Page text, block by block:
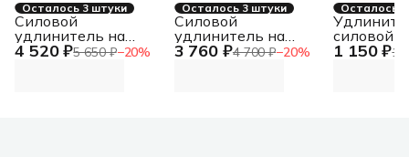
Осталось 3 штуки
4 520 ₽5 650 ₽−20%
Силовой
удлинитель на
катушке Power Cube
Осталось 3 штуки
3 760 ₽4 700 ₽−20%
Силовой
удлинитель на
катушке Power Cube
Осталось
1 150 ₽1
силовой
PROc-Uc